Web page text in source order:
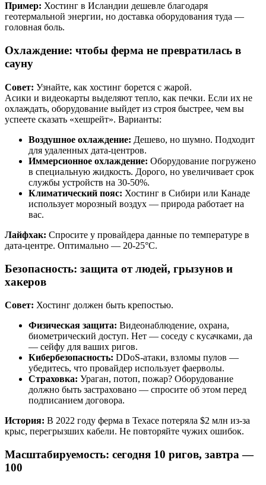
Пример: Хостинг в Исландии дешевле благодаря
геотермальной энергии, но доставка оборудования туда —
головная боль.
Охлаждение: чтобы ферма не превратилась в
сауну
Совет: Узнайте, как хостинг борется с жарой.
Асики и видеокарты выделяют тепло, как печки. Если их не
охлаждать, оборудование выйдет из строя быстрее, чем вы
успеете сказать «хешрейт». Варианты:
Воздушное охлаждение: Дешево, но шумно. Подходит
для удаленных дата-центров.
Иммерсионное охлаждение: Оборудование погружено
в специальную жидкость. Дорого, но увеличивает срок
службы устройств на 30-50%.
Климатический пояс: Хостинг в Сибири или Канаде
использует морозный воздух — природа работает на
вас.
Лайфхак: Спросите у провайдера данные по температуре в
дата-центре. Оптимально — 20-25°C.
Безопасность: защита от людей, грызунов и
хакеров
Совет: Хостинг должен быть крепостью.
Физическая защита: Видеонаблюдение, охрана,
биометрический доступ. Нет — соседу с кусачками, да
— сейфу для ваших ригов.
Кибербезопасность: DDoS-атаки, взломы пулов —
убедитесь, что провайдер использует фаерволы.
Страховка: Ураган, потоп, пожар? Оборудование
должно быть застраховано — спросите об этом перед
подписанием договора.
История: В 2022 году ферма в Техасе потеряла $2 млн из-за
крыс, перегрызших кабели. Не повторяйте чужих ошибок.
Масштабируемость: сегодня 10 ригов, завтра —
100